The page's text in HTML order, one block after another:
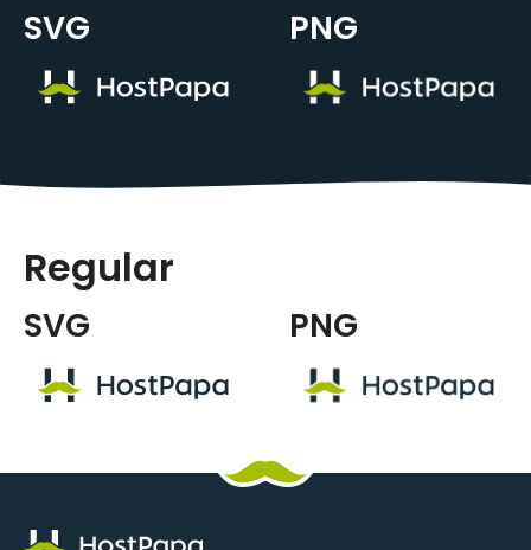
SVG PNG
Regular
SVG PNG
Logotipo
HostPapa
FacebookGorjeoLinkedInYouTubeTik
Instagram
Pinterest